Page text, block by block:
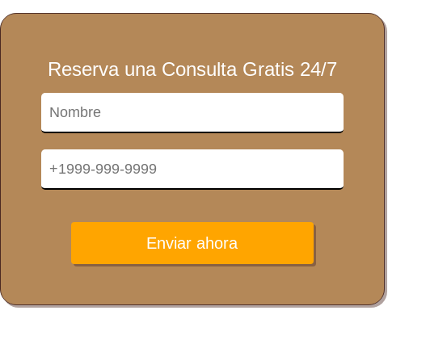
Reserva una Consulta Gratis 24/7
Enviar ahora